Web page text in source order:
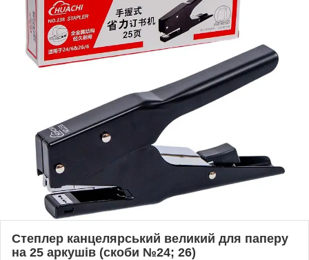
Степлер канцелярський великий для паперу
на 25 аркушів (скоби №24; 26)